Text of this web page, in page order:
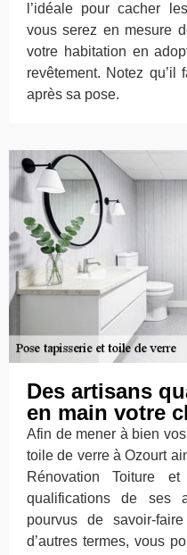
l’idéale pour cacher
vous serez en mesure
votre habitation en
revêtement. Notez qu’il
après sa pose.
Des artisans
en main votre
Afin de mener à bien
toile de verre à Ozourt
Rénovation Toiture
qualifications de ses
pourvus de savoir-
d’autres termes, vous